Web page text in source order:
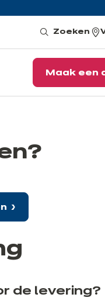
Zoeken
Maak een
de levering?